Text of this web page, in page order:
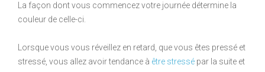
La façon dont vous commencez votre journée détermine la
couleur de celle-ci.
Lorsque vous vous réveillez en retard, que vous êtes pressé et
stressé, vous allez avoir tendance à être stressé par la suite et